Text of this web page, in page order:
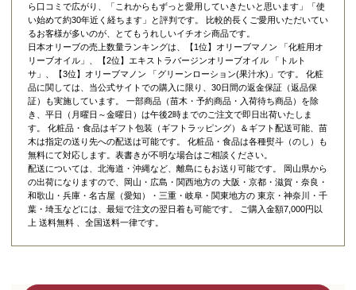
ら口コミで広がり、「これからもずっと愛用していきたいと思います」「使
い始めて約30年近く経ちます」と評判です。 比較的長くご愛用いただいてい
るお客様が多いのが、とてもうれしいイチオシ商品です。
日本オリーブの売上数量ランキングは、【1位】オリーブマノン 「化粧用オ
リーブオイル 」、【2位】 エキストラバージンオリーブオイル 「トルト
サ」
、【3位】 オリーブマノン 「グリーンローション(果汁水)」 です。 化粧
品に関しては、当公式サイトでの購入に限り、 30日間の返金保証（返品保
証）
も実施しています。 一部商品（苗木・予約商品・入荷待ち商品）を除
き、平日（月曜日～金曜日）は午後2時までのご注文で即日出荷いたしま
す。 化粧品・食品はギフト包装（ギフトラッピング）＆ギフト配送可能、苗
木は指定の送り先への配送は可能です。 化粧品・食品は各種熨斗（のし）も
無料にて対応します。表書きが不明な場合はご相談ください。
配送については、北海道・沖縄など、離島にもお送り可能です。 岡山県から
の出荷になりますので、岡山・広島・関西地方の 大阪・京都・滋賀・奈良・
和歌山・兵庫・名古屋（愛知）・三重・岐阜・関東地方の 東京・神奈川・千
葉・埼玉などには、最短で注文の翌日着も可能です。 ご購入金額7,000円以
上 送料無料 、全国送料一律です。